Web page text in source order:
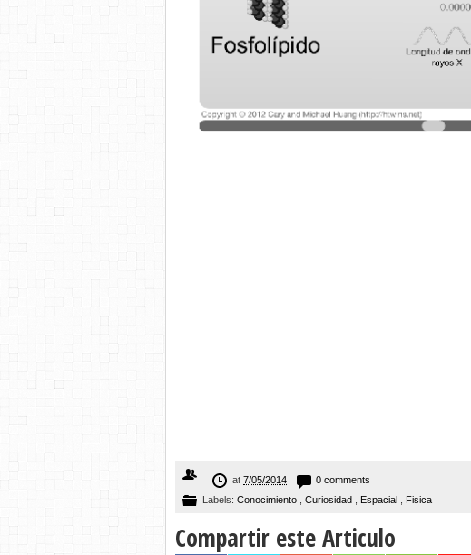
at 7/05/2014
0 comments
Labels: Conocimiento Curiosidad Espacial Fisica
Compartir este Articulo